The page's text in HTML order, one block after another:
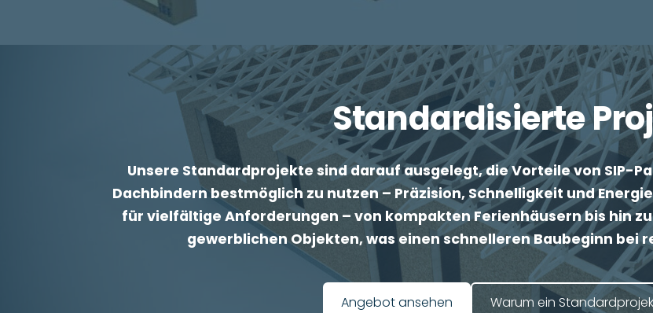
Standardisierte
Unsere Standardprojekte sind darauf ausgelegt, die Vorteile von SIP-
Dachbindern bestmöglich zu nutzen – Präzision, Schnelligkeit und
für vielfältige Anforderungen – von kompakten Ferienhäusern bis hin
gewerblichen Objekten, was einen schnelleren Baubeginn bei
​Angebot ansehen​ ​Warum ein